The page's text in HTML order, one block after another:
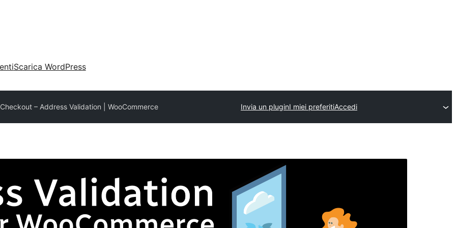
Scarica WordPress
– Address Validation | WooCommerce Invia un pluginI miei preferitiAccedi